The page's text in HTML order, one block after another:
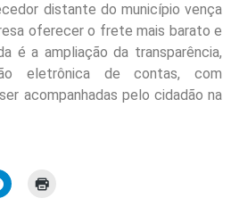
distante do município vença
oferecer o frete mais barato e
é a ampliação da transparência,
eletrônica de contas, com
acompanhadas pelo cidadão na